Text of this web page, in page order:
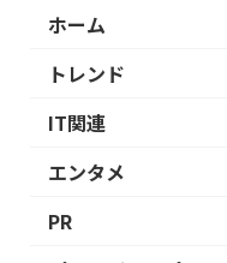
ホーム
トレンド
IT関連
エンタメ
PR